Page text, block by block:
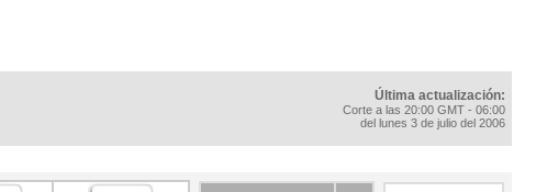
Última actualización:
Corte a las 20:00 GMT - 06:00
del lunes 3 de julio del 2006